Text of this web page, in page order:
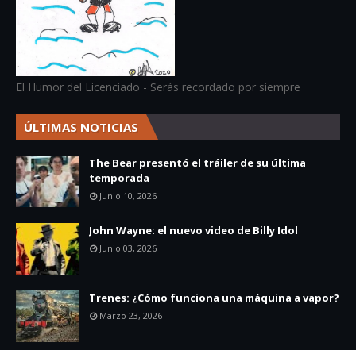
El Humor del Licenciado - Serás recordado por siempre
ÚLTIMAS NOTICIAS
The Bear presentó el tráiler de su última
temporada
Junio 10, 2026
John Wayne: el nuevo video de Billy Idol
Junio 03, 2026
Trenes: ¿Cómo funciona una máquina a vapor?
Marzo 23, 2026